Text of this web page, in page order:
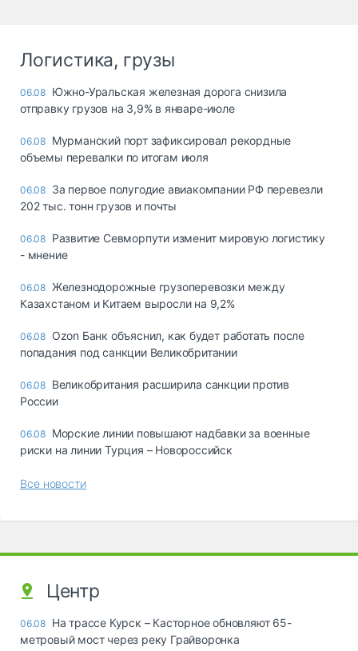
Логистика, грузы
06.08 Южно-Уральская железная дорога снизила
отправку грузов на 3,9% в январе-июле
06.08 Мурманский порт зафиксировал рекордные
объемы перевалки по итогам июля
06.08 За первое полугодие авиакомпании РФ перевезли
202 тыс. тонн грузов и почты
06.08 Развитие Севморпути изменит мировую логистику
- мнение
06.08 Железнодорожные грузоперевозки между
Казахстаном и Китаем выросли на 9,2%
06.08 Ozon Банк объяснил, как будет работать после
попадания под санкции Великобритании
06.08 Великобритания расширила санкции против
России
06.08 Морские линии повышают надбавки за военные
риски на линии Турция – Новороссийск
Все новости
Центр
06.08 На трассе Курск – Касторное обновляют 65-
метровый мост через реку Грайворонка